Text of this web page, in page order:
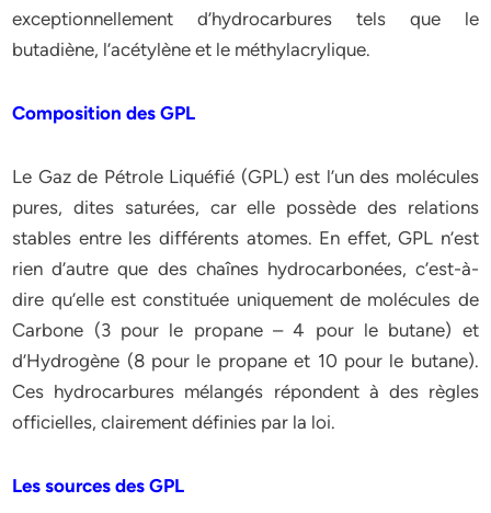
exceptionnellement d’hydrocarbures tels que le
butadiène, l’acétylène et le méthylacrylique.
Composition des GPL
Le Gaz de Pétrole Liquéfié (GPL) est l’un des molécules
pures, dites saturées, car elle possède des relations
stables entre les différents atomes. En effet, GPL n’est
rien d’autre que des chaînes hydrocarbonées, c’est-à-
dire qu’elle est constituée uniquement de molécules de
Carbone (3 pour le propane – 4 pour le butane) et
d’Hydrogène (8 pour le propane et 10 pour le butane).
Ces hydrocarbures mélangés répondent à des règles
officielles, clairement définies par la loi.
Les sources des GPL